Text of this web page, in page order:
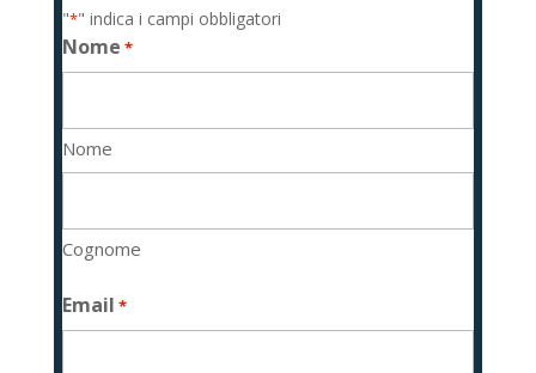
"*" indica i campi obbligatori
Nome *
Nome
Cognome
Email *